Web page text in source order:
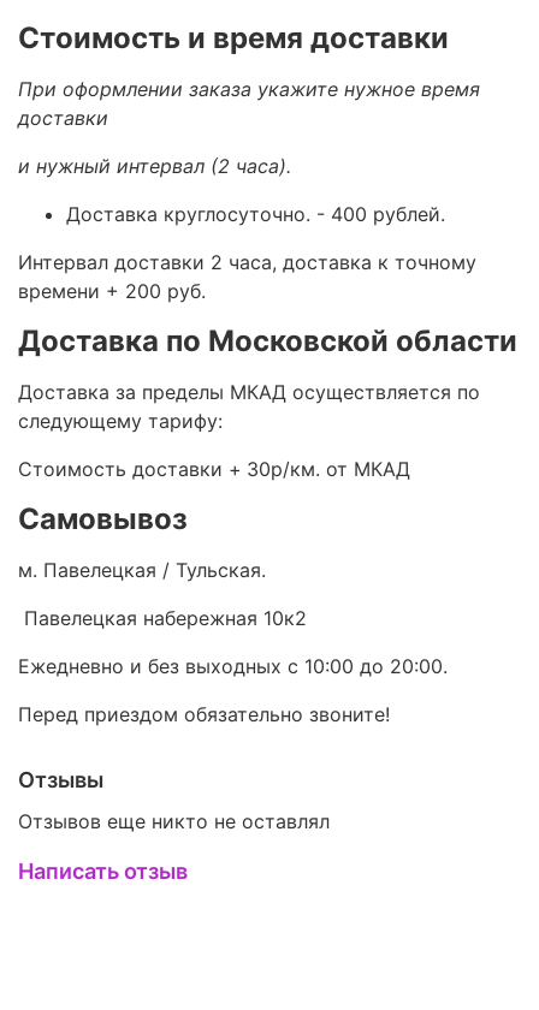
Стоимость и время доставки
При оформлении заказа укажите нужное время
доставки
и нужный интервал (2 часа).
Доставка круглосуточно. - 400 рублей.
Интервал доставки 2 часа, доставка к точному
времени + 200 руб.
Доставка по Московской области
Доставка за пределы МКАД осуществляется по
следующему тарифу:
Стоимость доставки + 30р/км. от МКАД
Самовывоз
м. Павелецкая / Тульская.
Павелецкая набережная 10к2
Ежедневно и без выходных с 10:00 до 20:00.
Перед приездом обязательно звоните!
Отзывы
Отзывов еще никто не оставлял
Написать отзыв